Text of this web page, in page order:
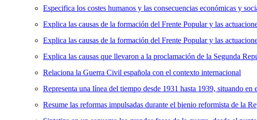
Especifica los costes humanos y las consecuencias económicas y
Explica las causas de la formación del Frente Popular y las
Explica las causas de la formación del Frente Popular y las
Explica las causas que llevaron a la proclamación de la Segunda
Relaciona la Guerra Civil española con el contexto internacional
Representa una línea del tiempo desde 1931 hasta 1939, situando
Resume las reformas impulsadas durante el bienio reformista de la